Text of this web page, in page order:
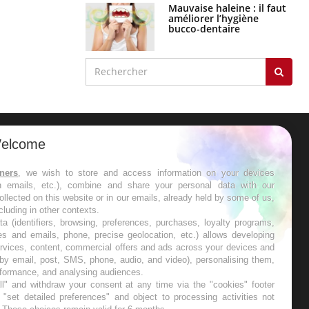
Mauvaise haleine : il faut
améliorer l’hygiène
bucco-dentaire
les semaines les meilleures
, we wish to store and access information on your devices
emails, etc.), combine and share your personal data with our
on this website or in our emails, already held by some of us,
in other contexts.
(identifiers, browsing, preferences, purchases, loyalty programs,
and emails, phone, precise geolocation, etc.) allows developing
content, commercial offers and ads across your devices and
email, post, SMS, phone, audio, and video), personalising them,
and analysing audiences.
and withdraw your consent at any time via the "cookies" footer
detailed preferences" and object to processing activities not